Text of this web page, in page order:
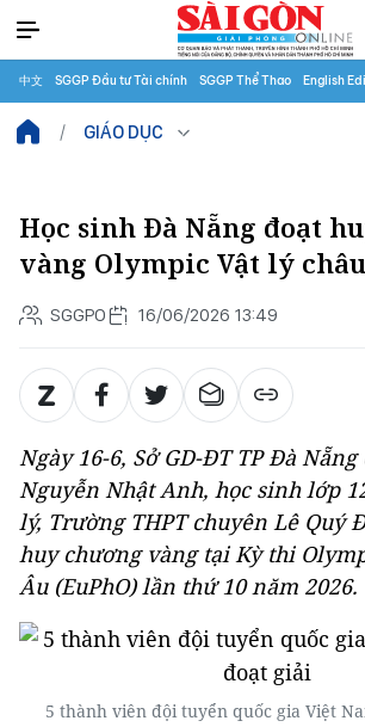
中文 SGGP Đầu tư Tài chính SGGP Thể Thao English
GIÁO DỤC
Học sinh Đà Nẵng đoạt
vàng Olympic Vật lý châu
SGGPO 16/06/2026 13:49
Ngày 16-6, Sở GD-ĐT TP Đà
Nguyễn Nhật Anh, học sinh lớp
lý, Trường THPT chuyên Lê Quý
huy chương vàng tại Kỳ thi
Âu (EuPhO) lần thứ 10 năm 2026.
5 thành viên đội tuyển quốc gia Việt